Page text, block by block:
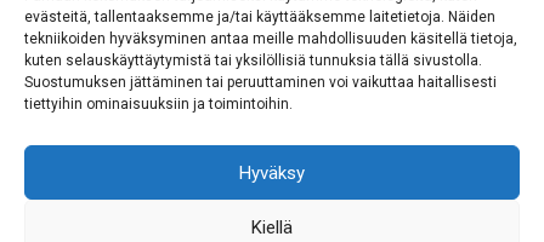
evästeitä, tallentaaksemme ja/tai käyttääksemme laitetietoja. Näiden
tekniikoiden hyväksyminen antaa meille mahdollisuuden käsitellä tietoja,
kuten selauskäyttäytymistä tai yksilöllisiä tunnuksia tällä sivustolla.
Suostumuksen jättäminen tai peruuttaminen voi vaikuttaa haitallisesti
tiettyihin ominaisuuksiin ja toimintoihin.
Hyväksy
Kiellä
Inarintie 46
99870 Inari
Löydät meidät myös somesta!
Instagram
Facebook